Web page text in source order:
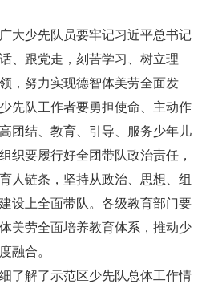
大少先队员要牢记习近平总书记
、跟党走，刻苦学习、树立理
，努力实现德智体美劳全面发
先队工作者要勇担使命、主动作
团结、教育、引导、服务少年儿
织要履行好全团带队政治责任，
人链条，坚持从政治、思想、组
设上全面带队。各级教育部门要
美劳全面培养教育体系，推动少
融合。
了解了示范区少先队总体工作情